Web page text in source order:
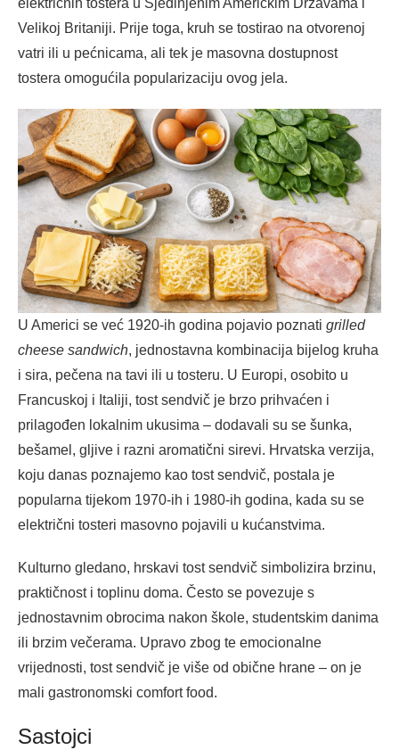
električnih tostera u Sjedinjenim Američkim Državama i
Velikoj Britaniji. Prije toga, kruh se tostirao na otvorenoj
vatri ili u pećnicama, ali tek je masovna dostupnost
tostera omogućila popularizaciju ovog jela.
U Americi se već 1920-ih godina pojavio poznati grilled
cheese sandwich, jednostavna kombinacija bijelog kruha
i sira, pečena na tavi ili u tosteru. U Europi, osobito u
Francuskoj i Italiji, tost sendvič je brzo prihvaćen i
prilagođen lokalnim ukusima – dodavali su se šunka,
bešamel, gljive i razni aromatični sirevi. Hrvatska verzija,
koju danas poznajemo kao tost sendvič, postala je
popularna tijekom 1970-ih i 1980-ih godina, kada su se
električni tosteri masovno pojavili u kućanstvima.
Kulturno gledano, hrskavi tost sendvič simbolizira brzinu,
praktičnost i toplinu doma. Često se povezuje s
jednostavnim obrocima nakon škole, studentskim danima
ili brzim večerama. Upravo zbog te emocionalne
vrijednosti, tost sendvič je više od obične hrane – on je
mali gastronomski comfort food.
Sastojci